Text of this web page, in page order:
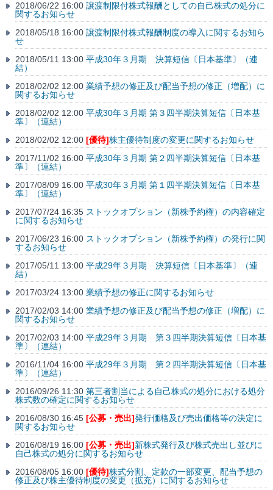
2018/06/22 16:00 譲渡制限付株式報酬としての自己株式の処分に
関するお知らせ
2018/05/18 16:00 譲渡制限付株式報酬制度の導入に関するお知ら
せ
2018/05/11 13:00 平成30年３月期 決算短信〔日本基準〕（連
結）
2018/02/02 12:00 業績予想の修正及び配当予想の修正（増配）に
関するお知らせ
2018/02/02 12:00 平成30年３月期 第３四半期決算短信〔日本基
準〕（連結）
2018/02/02 12:00 [優待]株主優待制度の変更に関するお知らせ
2017/11/02 16:00 平成30年３月期 第２四半期決算短信〔日本基
準〕（連結）
2017/08/09 16:00 平成30年３月期 第１四半期決算短信〔日本基
準〕（連結）
2017/07/24 16:35 ストックオプション（新株予約権）の内容確定
に関するお知らせ
2017/06/23 16:00 ストックオプション（新株予約権）の発行に関
するお知らせ
2017/05/11 13:00 平成29年３月期 決算短信〔日本基準〕（連
結）
2017/03/24 13:00 業績予想の修正に関するお知らせ
2017/02/03 14:00 業績予想の修正及び配当予想の修正（増配）に
関するお知らせ
2017/02/03 14:00 平成29年３月期 第３四半期決算短信〔日本基
準〕（連結）
2016/11/04 16:00 平成29年３月期 第２四半期決算短信〔日本基
準〕（連結）
2016/09/26 11:30 第三者割当による自己株式の処分における処分
株式数の確定に関するお知らせ
2016/08/30 16:45 [公募・売出]発行価格及び売出価格等の決定に
関するお知らせ
2016/08/19 16:00 [公募・売出]新株式発行及び株式売出し並びに
自己株式の処分に関するお知らせ
2016/08/05 16:00 [優待]株式分割、定款の一部変更、配当予想の
修正及び株主優待制度の変更（拡充）に関するお知らせ